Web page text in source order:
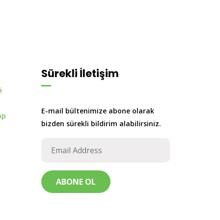
Sürekli İletişim
E-mail bültenimize abone olarak
bizden sürekli bildirim alabilirsiniz.